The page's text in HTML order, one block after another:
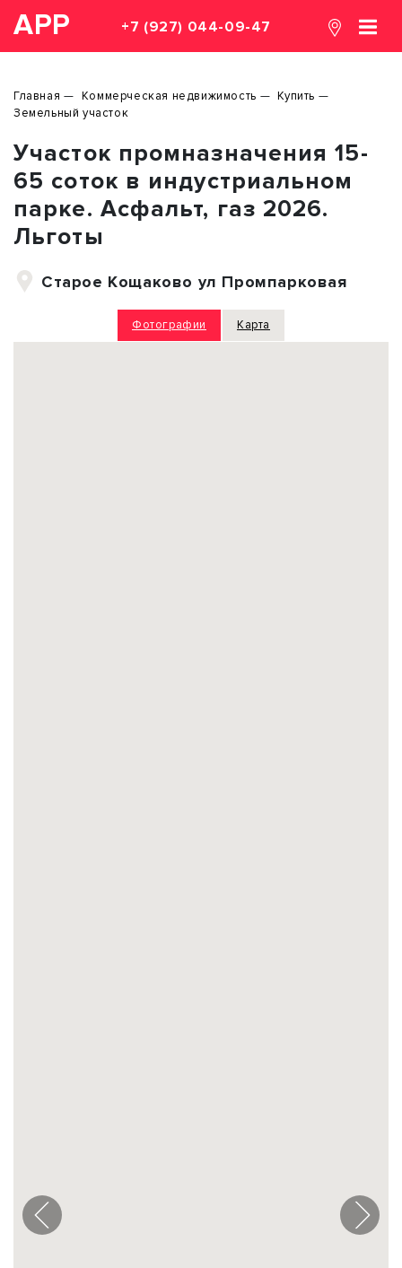
АРР +7 (927) 044-09-47
Главная Коммерческая недвижимость
Купить
Земельный участок
Участок промназначения 15-
65 соток в индустриальном
парке. Асфальт, газ 2026.
Льготы
Старое Кощаково ул Промпарковая
Фотографии Карта